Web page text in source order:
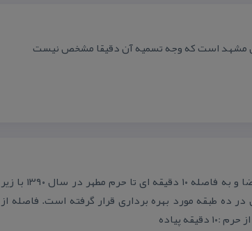
مشهد است كه وجه تسمیه آن دقیقا مشخص نیست
هتل فردیس واقع در خیابان امام رضا و به فاصله ۱۰ دقیقه ای تا حرم مطهر در سال ۱۳۹۰ با زیر
و ۷۰ واحد اقامتی در ده طبقه مورد بهره برداری قرار گرفته است. فاصله از